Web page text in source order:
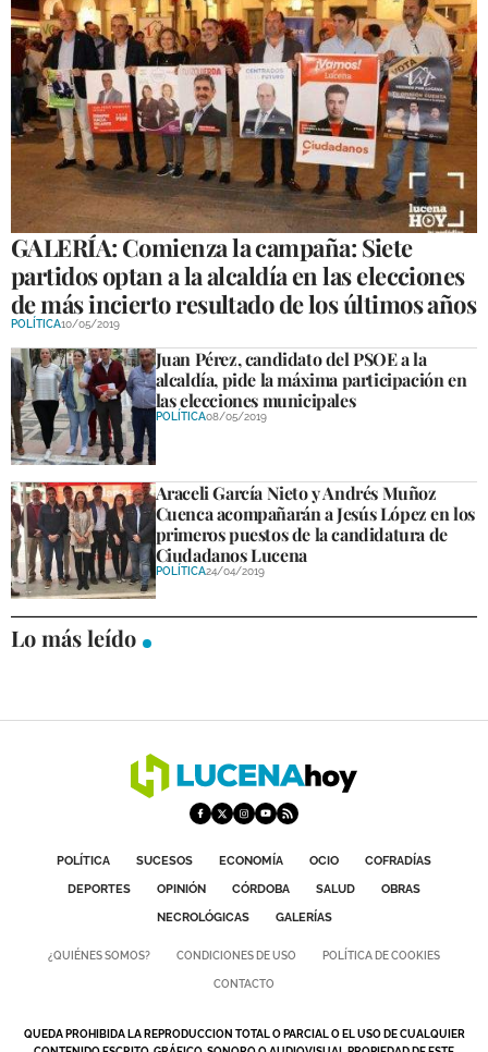
GALERÍA: Comienza la campaña: Siete
partidos optan a la alcaldía en las elecciones
de más incierto resultado de los últimos años
POLÍTICA10/05/2019
Juan Pérez, candidato del PSOE a la
alcaldía, pide la máxima participación en
las elecciones municipales
POLÍTICA08/05/2019
Araceli García Nieto y Andrés Muñoz
Cuenca acompañarán a Jesús López en los
primeros puestos de la candidatura de
Ciudadanos Lucena
POLÍTICA24/04/2019
Lo más leído
POLÍTICA SUCESOS ECONOMÍA OCIO
COFRADÍAS
DEPORTES
OPINIÓN CÓRDOBA SALUD
OBRAS
NECROLÓGICAS
GALERÍAS
¿QUIÉNES SOMOS? CONDICIONES DE USO POLÍTICA DE COOKIES
CONTACTO
QUEDA PROHIBIDA LA REPRODUCCION TOTAL O PARCIAL O EL USO DE CUALQUIER